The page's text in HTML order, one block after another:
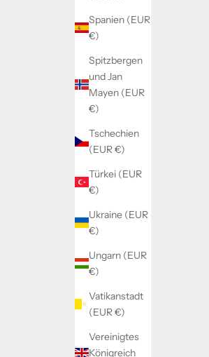
Spanien (EUR
€)
Spitzbergen
und Jan
Mayen (EUR
€)
Tschechien
(EUR €)
Türkei (EUR
€)
Ukraine (EUR
€)
Ungarn (EUR
€)
Vatikanstadt
(EUR €)
Vereinigtes
Königreich